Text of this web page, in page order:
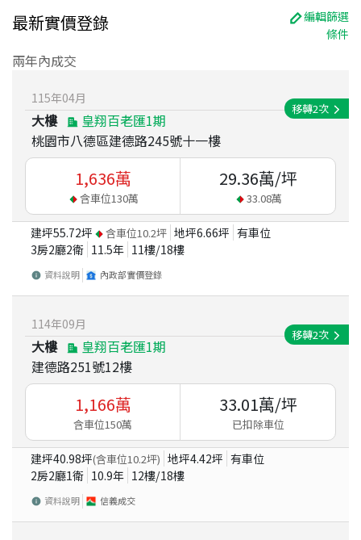
最新實價登錄
編輯篩選
條件
兩年內成交
115年04月
大樓
皇翔百老匯1期
桃園市八德區建德路245號十一樓
移轉2次
1,636萬
含車位130萬
29.36萬/坪
33.08萬
建坪55.72坪 含車位10.2坪 地坪6.66坪 有車位
3房2廳2衛 11.5年 11樓/18樓
資料說明 內政部實價登錄
114年09月
大樓
皇翔百老匯1期
建德路251號12樓
移轉2次
1,166萬
含車位150萬
33.01萬/坪
已扣除車位
建坪40.98坪(含車位10.2坪) 地坪4.42坪 有車位
2房2廳1衛 10.9年 12樓/18樓
資料說明 信義成交